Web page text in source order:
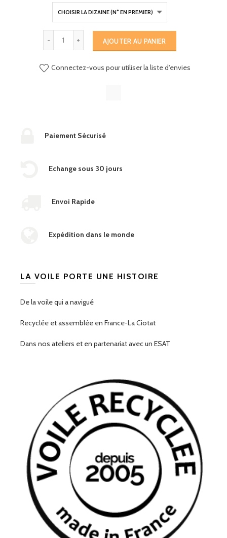
AJOUTER AU PANIER
Connectez-vous pour utiliser la liste d'envies
Paiement Sécurisé
Echange sous 30 jours
Envoi Rapide
Expédition dans le monde
LA VOILE PORTE UNE HISTOIRE
De la voile qui a navigué
Recyclée et assemblée en France-La Ciotat
Dans nos ateliers et en partenariat avec un ESAT